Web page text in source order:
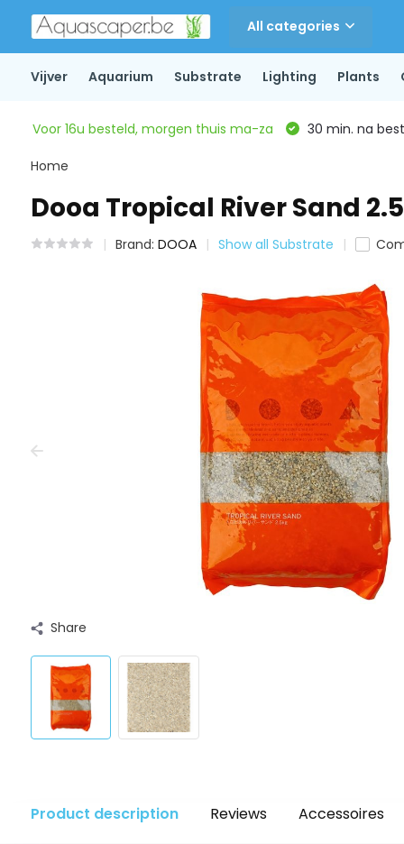
All categories
Vijver Aquarium Substrate Lighting Plants
Voor 16u besteld, morgen thuis ma-za 30 min. na
Home
Dooa Tropical River Sand
Brand: DOOA Show all Substrate
Share
Product description Reviews Accessoires